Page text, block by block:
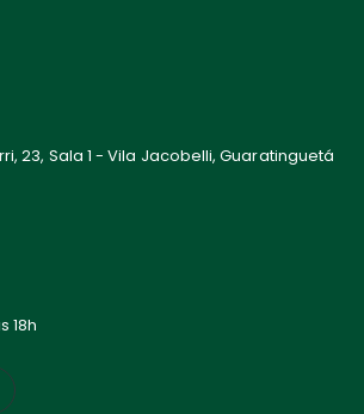
23, Sala 1 - Vila Jacobelli, Guaratinguetá
18h